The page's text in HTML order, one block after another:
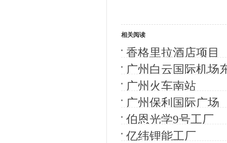
相关阅读
香格里拉酒店项目
广州白云国际机场
广州火车南站
广州保利国际广场
伯恩光学9号工厂
亿纬锂能工厂